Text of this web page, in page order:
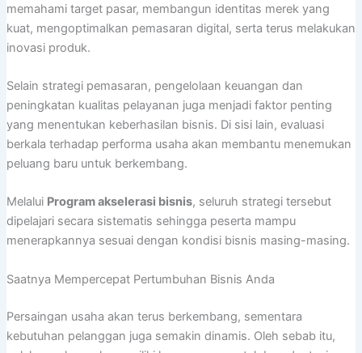
memahami target pasar, membangun identitas merek yang
kuat, mengoptimalkan pemasaran digital, serta terus melakukan
inovasi produk.
Selain strategi pemasaran, pengelolaan keuangan dan
peningkatan kualitas pelayanan juga menjadi faktor penting
yang menentukan keberhasilan bisnis. Di sisi lain, evaluasi
berkala terhadap performa usaha akan membantu menemukan
peluang baru untuk berkembang.
Melalui Program akselerasi bisnis, seluruh strategi tersebut
dipelajari secara sistematis sehingga peserta mampu
menerapkannya sesuai dengan kondisi bisnis masing-masing.
Saatnya Mempercepat Pertumbuhan Bisnis Anda
Persaingan usaha akan terus berkembang, sementara
kebutuhan pelanggan juga semakin dinamis. Oleh sebab itu,